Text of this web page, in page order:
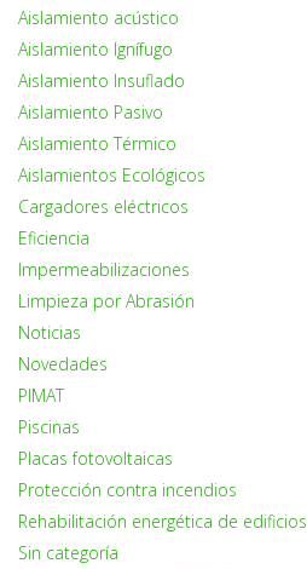
Aislamiento acústico
Aislamiento Ignífugo
Aislamiento Insuflado
Aislamiento Pasivo
Aislamiento Térmico
Aislamientos Ecológicos
Cargadores eléctricos
Eficiencia
Impermeabilizaciones
Limpieza por Abrasión
Noticias
Novedades
PIMAT
Piscinas
Placas fotovoltaicas
Protección contra incendios
Rehabilitación energética de edificios
Sin categoría